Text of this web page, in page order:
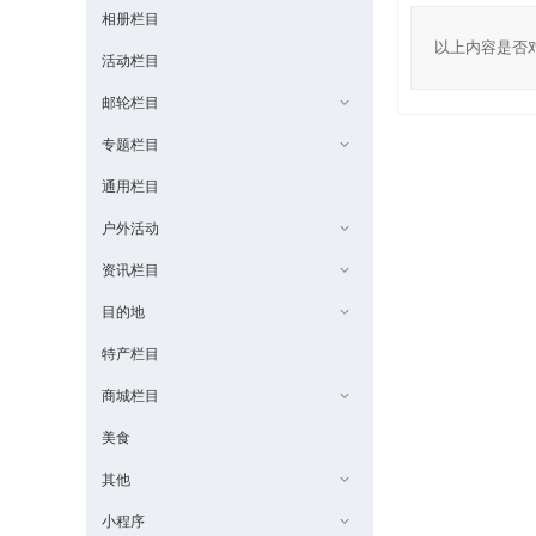
相册栏目
活动栏目
邮轮栏目
专题栏目
通用栏目
户外活动
资讯栏目
目的地
特产栏目
商城栏目
美食
其他
小程序
以上内容是否